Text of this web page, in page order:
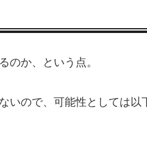
のか、という点。
いので、可能性としては以